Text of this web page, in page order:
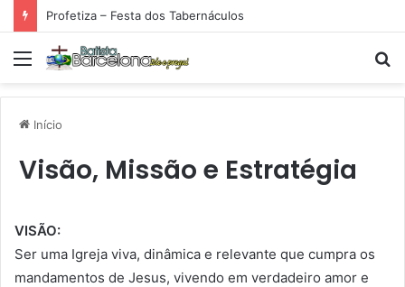
Profetiza – Festa dos Tabernáculos
Menu
Início
Visão, Missão e Estratégia
VISÃO:
Ser uma Igreja viva, dinâmica e relevante que cumpra os
mandamentos de Jesus, vivendo em verdadeiro amor e